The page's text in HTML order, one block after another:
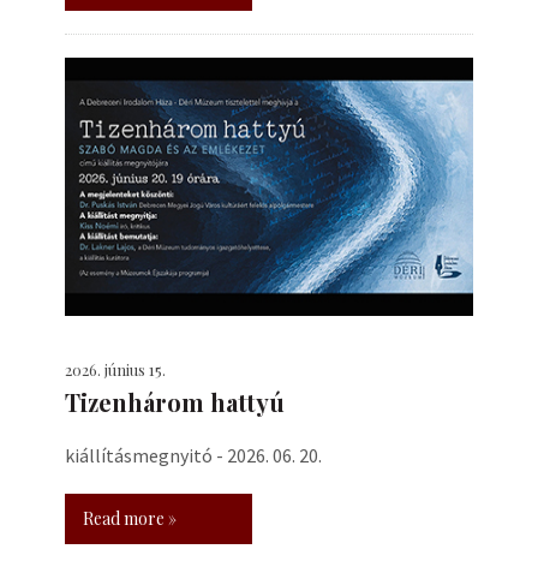
2026. június 15.
Tizenhárom hattyú
kiállításmegnyitó - 2026. 06. 20.
Read more »